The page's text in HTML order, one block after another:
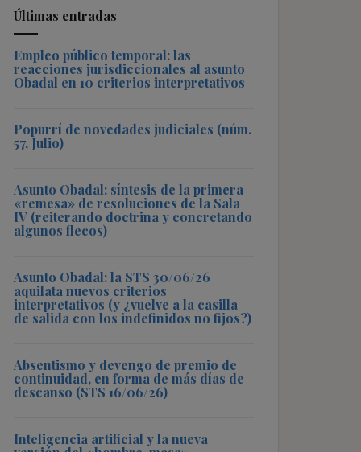
Últimas entradas
Empleo público temporal: las
reacciones jurisdiccionales al asunto
Obadal en 10 criterios interpretativos
Popurrí de novedades judiciales (núm.
57, Julio)
Asunto Obadal: síntesis de la primera
«remesa» de resoluciones de la Sala
IV (reiterando doctrina y concretando
algunos flecos)
Asunto Obadal: la STS 30/06/26
aquilata nuevos criterios
interpretativos (y ¿vuelve a la casilla
de salida con los indefinidos no fijos?)
Absentismo y devengo de premio de
continuidad, en forma de más días de
descanso (STS 16/06/26)
Inteligencia artificial y la nueva